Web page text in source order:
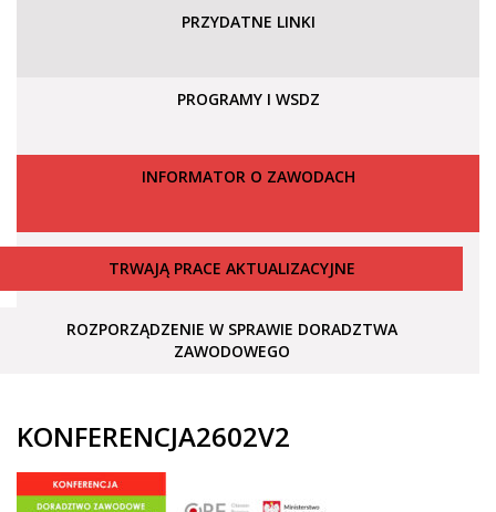
PRZYDATNE LINKI
PROGRAMY I WSDZ
INFORMATOR O ZAWODACH
TRWAJĄ PRACE AKTUALIZACYJNE
ROZPORZĄDZENIE W SPRAWIE DORADZTWA
ZAWODOWEGO
KONFERENCJA2602V2